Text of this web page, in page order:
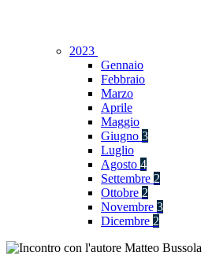
2023
Gennaio
Febbraio
Marzo
Aprile
Maggio
Giugno 3
Luglio
Agosto 4
Settembre 2
Ottobre 2
Novembre 3
Dicembre 2